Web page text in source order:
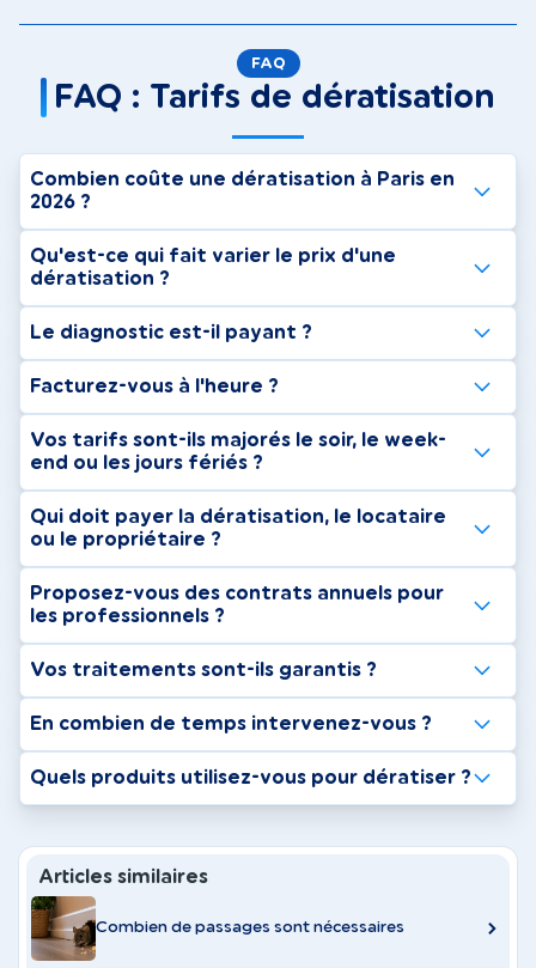
FAQ
FAQ : Tarifs de dératisation
Combien coûte une dératisation à Paris en
2026 ?
Qu'est-ce qui fait varier le prix d'une
dératisation ?
Le diagnostic est-il payant ?
Facturez-vous à l'heure ?
Vos tarifs sont-ils majorés le soir, le week-
end ou les jours fériés ?
Qui doit payer la dératisation, le locataire
ou le propriétaire ?
Proposez-vous des contrats annuels pour
les professionnels ?
Vos traitements sont-ils garantis ?
En combien de temps intervenez-vous ?
Quels produits utilisez-vous pour dératiser ?
Articles similaires
Combien de passages sont nécessaires